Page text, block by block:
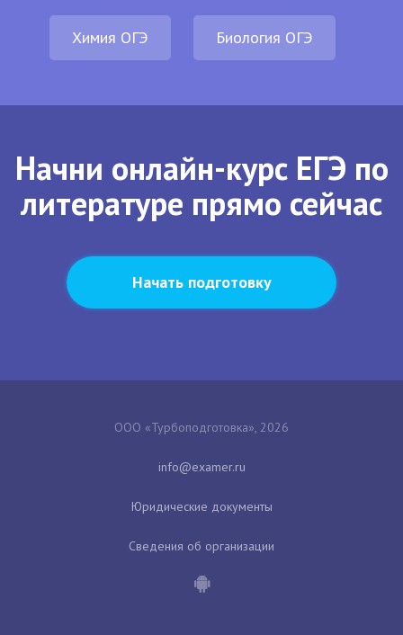
Химия ОГЭ Биология ОГЭ
Начни онлайн-курс ЕГЭ по
литературе прямо сейчас
Начать подготовку
ООО «Турбоподготовка», 2026
Юридические документы
Сведения об организации